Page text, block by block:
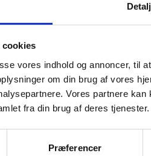
cookies
vores indhold og annoncer, til
om din brug af vores
Vores partnere
fra din brug af deres tjenester.
Præferencer